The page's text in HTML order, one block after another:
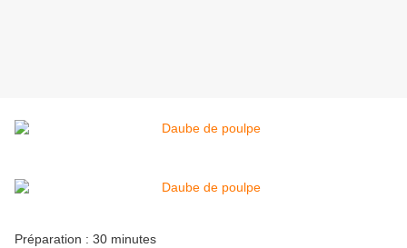
Préparation : 30 minutes